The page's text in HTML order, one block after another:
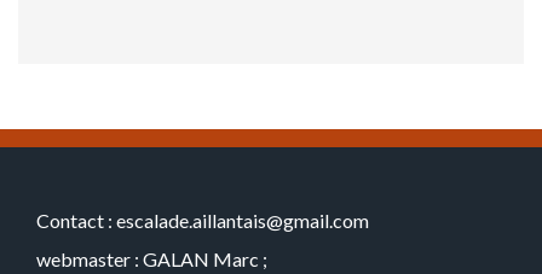
Contact : escalade.aillantais@gmail.com
webmaster : GALAN Marc ;